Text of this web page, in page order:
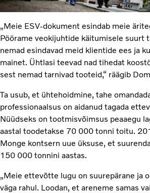
„Meie ESV-dokument esindab meie
Pöörame veokijuhtide käitumisele suurt
nemad esindavad meid klientide ees ja
mainet. Ühtlasi teevad nad tihedat
sest nemad tarnivad tooteid,“ räägib
Ta usub, et ühtehoidmine, tahe
professionaalsus on aidanud tagada
Nüüdseks on tootmisvõimsus peaaegu
aastal toodetakse 70 000 tonni toitu.
Monge kontsern uue üksuse, et
150 000 tonnini aastas.
„Meie ettevõtte lugu on suurepärane ja
väga rahul. Loodan, et areneme samas